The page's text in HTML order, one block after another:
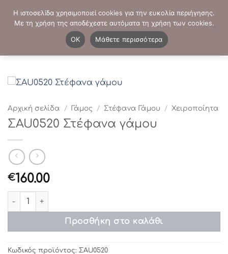
στο
ΤΗΛΕΦΩΝΙΚΕΣ ΠΑΡΑΓΓΕΛΙΕΣ: - 2103821941
Αρχική σελίδα / Γάμος / Στέφανα Γάμου / Χειροποίητα
ΣAU0520 Στέφανα γάμου
€160.00
ΣAU0520 Στέφανα γάμου ποσότητα
Προσθήκη στο καλάθι
Κωδικός προϊόντος: ΣAU0520
Η ιστοσελίδα χρησιμοποιεί cookies για την ευκολία περιήγησης.
Με τη χρήση της αποδέχεστε αυτόματα τη χρήση των cookies.
OK
Μάθετε περισσότερα